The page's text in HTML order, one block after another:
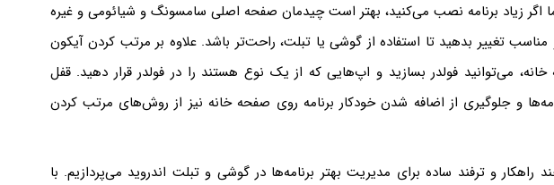
اگر زیاد برنامه نصب می‌کنید، بهتر است چیدمان صفحه اصلی سامسونگ و شیائومی و غیره
تغییر بدهید تا استفاده از گوشی یا تبلت، راحت‌تر باشد. علاوه بر مرتب کردن آیکون
خانه، می‌توانید فولدر بسازید و اپ‌هایی که از یک نوع هستند را در فولدر قرار دهید. قفل
و جلوگیری از اضافه شدن خودکار برنامه روی صفحه خانه نیز از روش‌های مرتب کردن
راهکار و ترفند ساده برای مدیریت بهتر برنامه‌ها در گوشی و تبلت اندروید می‌پردازیم. با